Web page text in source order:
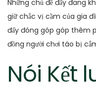
Những chủ đề đấy đang
giữ chắc vị cầm của gia
đấy đóng góp góp thêm
đồng người chơi táo bị
Nói Kết